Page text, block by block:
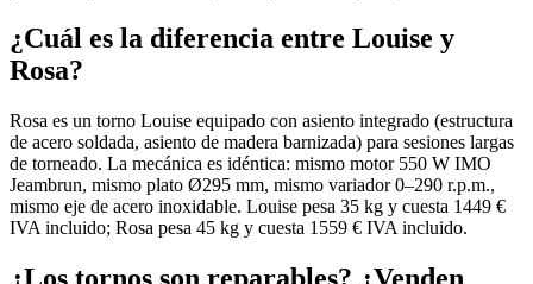
¿Cuál es la diferencia entre Louise y
Rosa?
Rosa es un torno Louise equipado con asiento integrado (estructura
de acero soldada, asiento de madera barnizada) para sesiones largas
de torneado. La mecánica es idéntica: mismo motor 550 W IMO
Jeambrun, mismo plato Ø295 mm, mismo variador 0–290 r.p.m.,
mismo eje de acero inoxidable. Louise pesa 35 kg y cuesta 1449 €
IVA incluido; Rosa pesa 45 kg y cuesta 1559 € IVA incluido.